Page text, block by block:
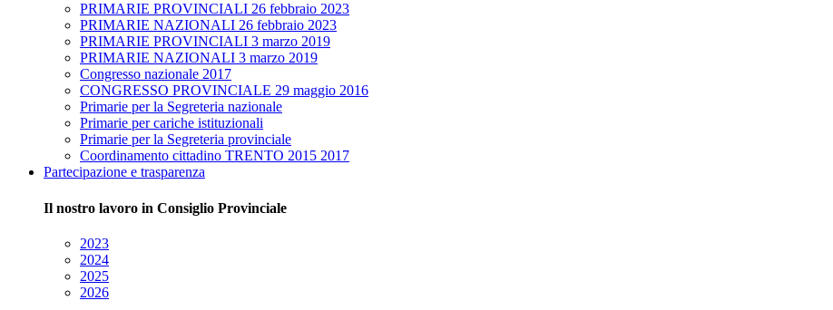
PRIMARIE PROVINCIALI 26 febbraio 2023
PRIMARIE NAZIONALI 26 febbraio 2023
PRIMARIE PROVINCIALI 3 marzo 2019
PRIMARIE NAZIONALI 3 marzo 2019
Congresso nazionale 2017
CONGRESSO PROVINCIALE 29 maggio 2016
Primarie per la Segreteria nazionale
Primarie per cariche istituzionali
Primarie per la Segreteria provinciale
Coordinamento cittadino TRENTO 2015 2017
Partecipazione e trasparenza
Il nostro lavoro in Consiglio Provinciale
2023
2024
2025
2026